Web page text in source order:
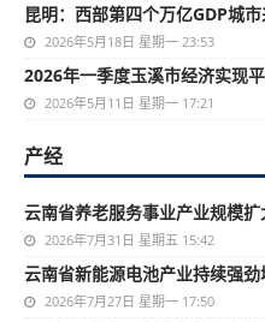
昆明：西部第四个万亿GDP城
2026年5月18日 星期一 23:53
2026年一季度玉溪市经济实现
2026年5月11日 星期一 17:21
产经
云南省养老服务事业产业规模
2026年7月31日 星期五 15:42
云南省新能源电池产业持续强
2026年7月27日 星期一 17:50